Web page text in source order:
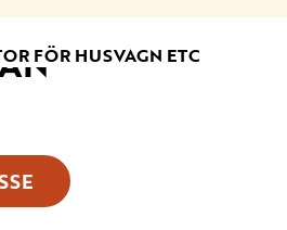
FÖR HUSVAGN ETC